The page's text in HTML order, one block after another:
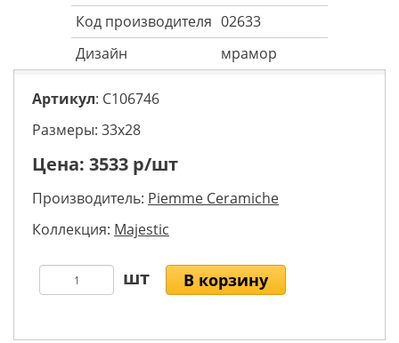
Код производителя 02633
Дизайн
мрамор
Артикул: C106746
Размеры: 33х28
Цена: 3533 р/шт
Производитель: Piemme Ceramiche
Коллекция: Majestic
В корзину